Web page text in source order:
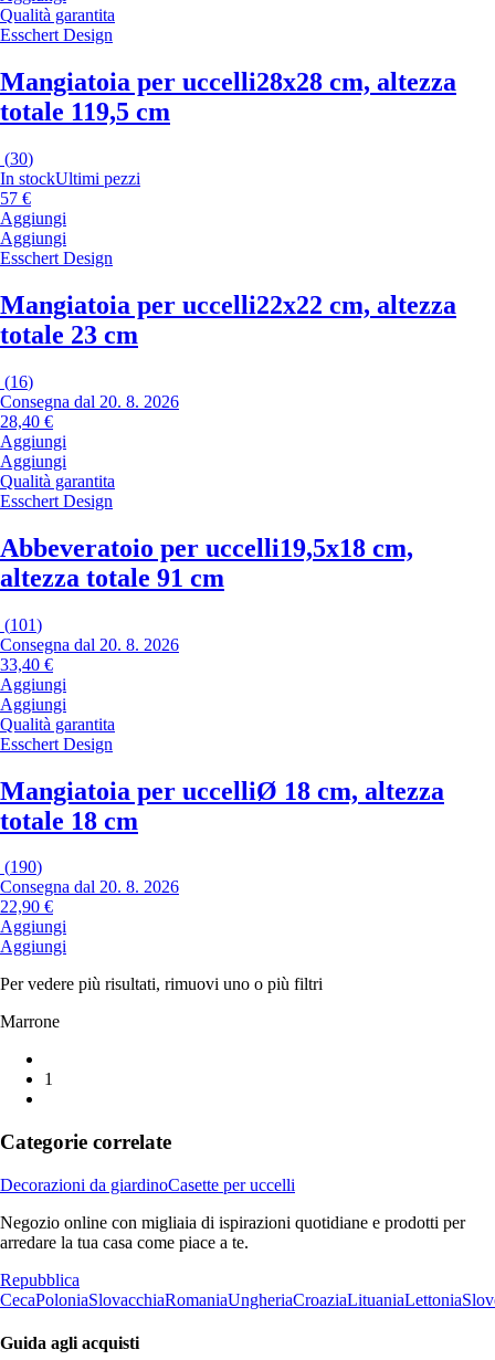
Qualità garantita
Esschert Design
Mangiatoia per uccelli28x28 cm, altezza
totale 119,5 cm
(30)
In stockUltimi pezzi
57 €
Aggiungi
Aggiungi
Esschert Design
Mangiatoia per uccelli22x22 cm, altezza
totale 23 cm
(16)
Consegna dal 20. 8. 2026
28,40 €
Aggiungi
Aggiungi
Qualità garantita
Esschert Design
Abbeveratoio per uccelli19,5x18 cm,
altezza totale 91 cm
(101)
Consegna dal 20. 8. 2026
33,40 €
Aggiungi
Aggiungi
Qualità garantita
Esschert Design
Mangiatoia per uccelliØ 18 cm, altezza
totale 18 cm
(190)
Consegna dal 20. 8. 2026
22,90 €
Aggiungi
Aggiungi
Per vedere più risultati, rimuovi uno o più filtri
Marrone
1
Categorie correlate
Decorazioni da giardinoCasette per uccelli
Negozio online con migliaia di ispirazioni quotidiane e prodotti per
arredare la tua casa come piace a te.
Repubblica
CecaPoloniaSlovacchiaRomaniaUngheriaCroaziaLituaniaLettonia
Guida agli acquisti